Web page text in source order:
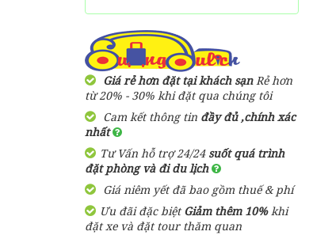
25 Ngôi Chùa ở Sài Gòn
TOP 16 địa điểm du lịch
HẤP DẪN nhất việt nam:
Bạn đã đi được những nơi
cáp treo Núi Bà Đen Tây
Ninh
HƯỚNG DẪN đi du lịch
TAM ĐẢO chi tiết kèm
thông tin liên hệ
Giá rẻ hơn đặt tại khách sạnRẻ hơn
từ 20% - 30% khi đặt qua chúng tôi
Cam kết thông tin đầy đủ ,chính xác
nhất
Tư Vấn hỗ trợ 24/24 suốt quá trình
đặt phòng và đi du lịch
Giá niêm yết đã bao gồm thuế & phí
Ưu đãi đặc biệtGiảm thêm 10%khi
đặt xe và đặt tour thăm quan